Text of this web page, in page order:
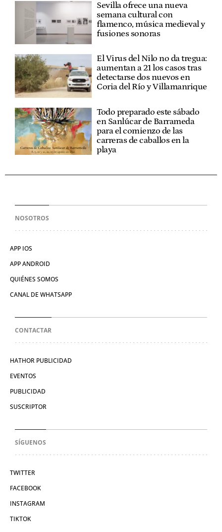
Sevilla ofrece una nueva
semana cultural con
flamenco, música medieval y
fusiones sonoras
El Virus del Nilo no da tregua:
aumentan a 21 los casos tras
detectarse dos nuevos en
Coria del Río y Villamanrique
Todo preparado este sábado
en Sanlúcar de Barrameda
para el comienzo de las
carreras de caballos en la
playa
NOSOTROS
APP IOS
APP ANDROID
QUIÉNES SOMOS
CANAL DE WHATSAPP
CONTACTAR
HATHOR PUBLICIDAD
EVENTOS
PUBLICIDAD
SUSCRIPTOR
SÍGUENOS
TWITTER
FACEBOOK
INSTAGRAM
TIKTOK